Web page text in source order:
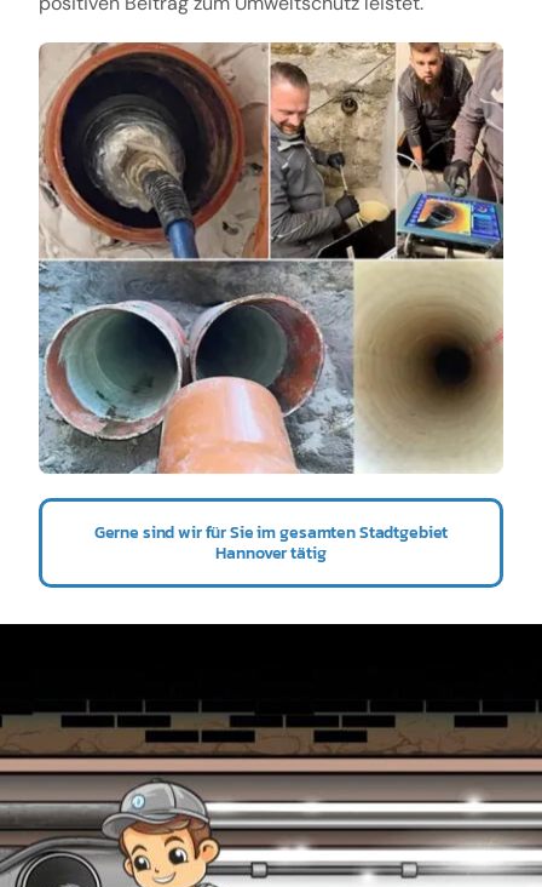
Gerne sind wir für Sie im gesamten Stadtgebiet
Hannover tätig